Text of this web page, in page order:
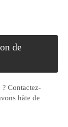
de
Contactez-
hâte de